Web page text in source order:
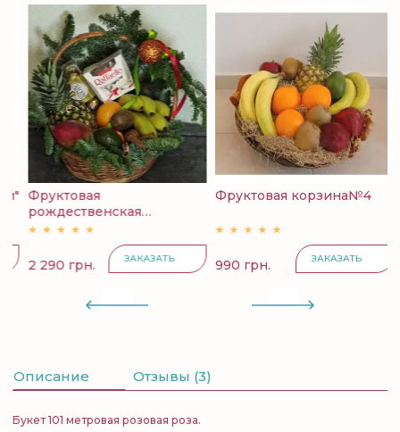
Фруктовая
рождественская
корзина...
2 290 грн. ЗАКАЗАТЬ
Фруктовая корзина№4
990 грн. ЗАКАЗАТЬ
Описание Отзывы (3)
Букет 101 метровая розовая роза.